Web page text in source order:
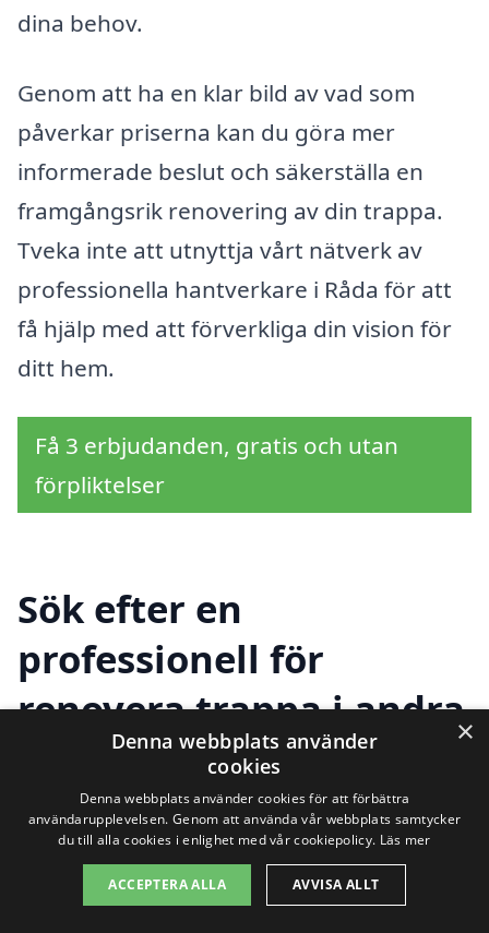
dina behov.
Genom att ha en klar bild av vad som
påverkar priserna kan du göra mer
informerade beslut och säkerställa en
framgångsrik renovering av din trappa.
Tveka inte att utnyttja vårt nätverk av
professionella hantverkare i Råda för att
få hjälp med att förverkliga din vision för
ditt hem.
Få 3 erbjudanden, gratis och utan
förpliktelser
Sök efter en
professionell för
renovera trappa i andra
städer nära Råda
Att renovera en trappa i Råda kan vara en
stor investering, och det är viktigt att
×
Denna webbplats använder
cookies
Denna webbplats använder cookies för att förbättra
användarupplevelsen. Genom att använda vår webbplats samtycker
du till alla cookies i enlighet med vår cookiepolicy. Läs mer
ACCEPTERA ALLA AVVISA ALLT